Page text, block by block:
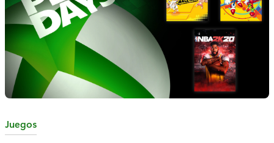
C
Juegos